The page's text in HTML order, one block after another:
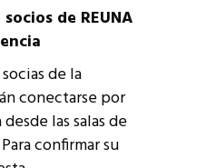
de REUNA
de la
conectarse por
las salas de
confirmar su